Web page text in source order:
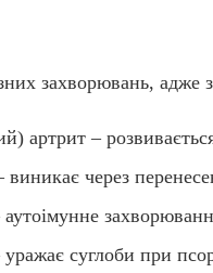
захворювань, адже
артрит –
через
суглоби при